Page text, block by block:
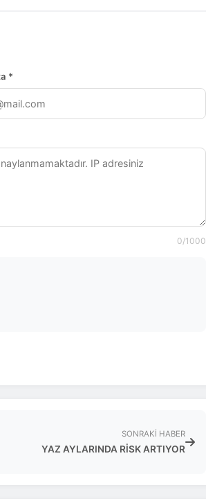
*
0/1000
SONRAKI HABER
YAZ AYLARINDA RİSK ARTIYOR